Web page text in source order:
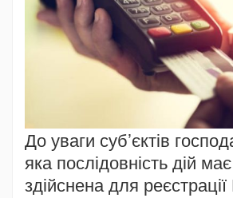
До уваги суб’єктів
яка послідовність дій
здійснена для